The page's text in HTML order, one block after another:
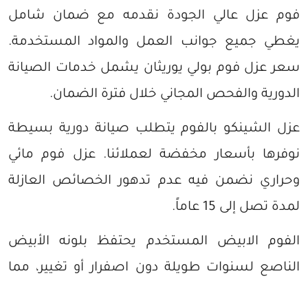
فوم عزل عالي الجودة نقدمه مع ضمان شامل
يغطي جميع جوانب العمل والمواد المستخدمة.
سعر عزل فوم بولي يوريثان يشمل خدمات الصيانة
الدورية والفحص المجاني خلال فترة الضمان.
عزل الشينكو بالفوم يتطلب صيانة دورية بسيطة
نوفرها بأسعار مخفضة لعملائنا. عزل فوم مائي
وحراري نضمن فيه عدم تدهور الخصائص العازلة
لمدة تصل إلى 15 عاماً.
الفوم الابيض المستخدم يحتفظ بلونه الأبيض
الناصع لسنوات طويلة دون اصفرار أو تغيير، مما